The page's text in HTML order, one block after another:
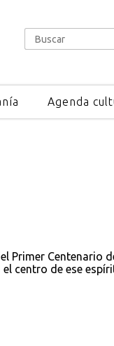
Formulario
Buscar
Agenda
Primer Centenario
centro de ese